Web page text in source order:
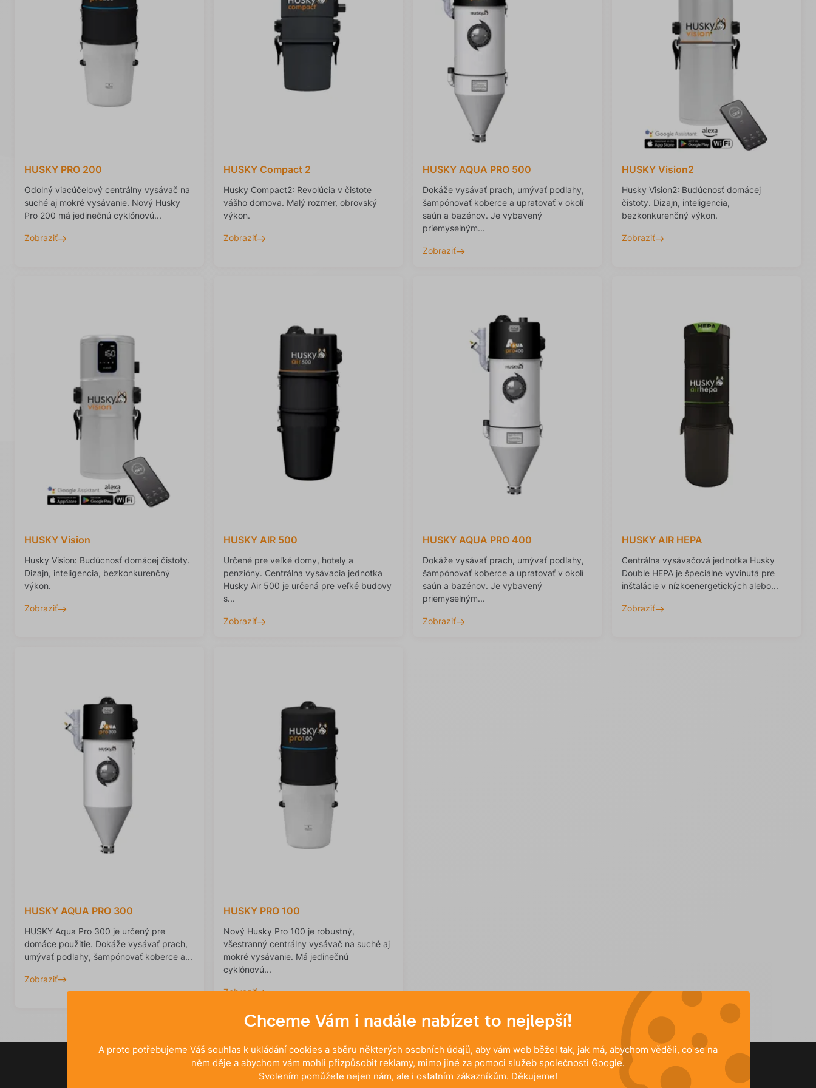
HUSKY PRO 200
Odolný viacúčelový centrálny vysávač na
suché aj mokré vysávanie. Nový Husky
Pro 200 má jedinečnú cyklónovú...
Zobraziť
HUSKY Compact 2
Husky Compact2: Revolúcia v čistote
vášho domova. Malý rozmer, obrovský
výkon.
Zobraziť
HUSKY AQUA PRO 500
Dokáže vysávať prach, umývať podlahy,
šampónovať koberce a upratovať v okolí
saún a bazénov. Je vybavený
priemyselným...
Zobraziť
HUSKY Vision2
Husky Vision2: Budúcnosť domácej
čistoty. Dizajn, inteligencia,
bezkonkurenčný výkon.
Zobraziť
HUSKY Vision
Husky Vision: Budúcnosť domácej čistoty.
Dizajn, inteligencia, bezkonkurenčný
výkon.
Zobraziť
HUSKY AIR 500
Určené pre veľké domy, hotely a
penzióny. Centrálna vysávacia jednotka
Husky Air 500 je určená pre veľké budovy
s...
Zobraziť
HUSKY AQUA PRO 400
Dokáže vysávať prach, umývať podlahy,
šampónovať koberce a upratovať v okolí
saún a bazénov. Je vybavený
priemyselným...
Zobraziť
HUSKY AIR HEPA
Centrálna vysávačová jednotka Husky
Double HEPA je špeciálne vyvinutá pre
inštalácie v nízkoenergetických alebo...
Zobraziť
HUSKY AQUA PRO 300
HUSKY Aqua Pro 300 je určený pre
domáce použitie. Dokáže vysávať prach,
umývať podlahy, šampónovať koberce a...
Zobraziť
HUSKY PRO 100
Nový Husky Pro 100 je robustný,
všestranný centrálny vysávač na suché aj
mokré vysávanie. Má jedinečnú
cyklónovú...
Zobraziť
Chceme Vám i nadále nabízet to nejlepší!
A proto potřebujeme Váš souhlas k ukládání cookies a sběru některých osobních údajů, aby vám web běžel tak, jak má, abychom věděli, co se na
něm děje a abychom vám mohli přizpůsobit reklamy, mimo jiné za pomoci služeb společnosti Google.
Svolením pomůžete nejen nám, ale i ostatním zákazníkům. Děkujeme!